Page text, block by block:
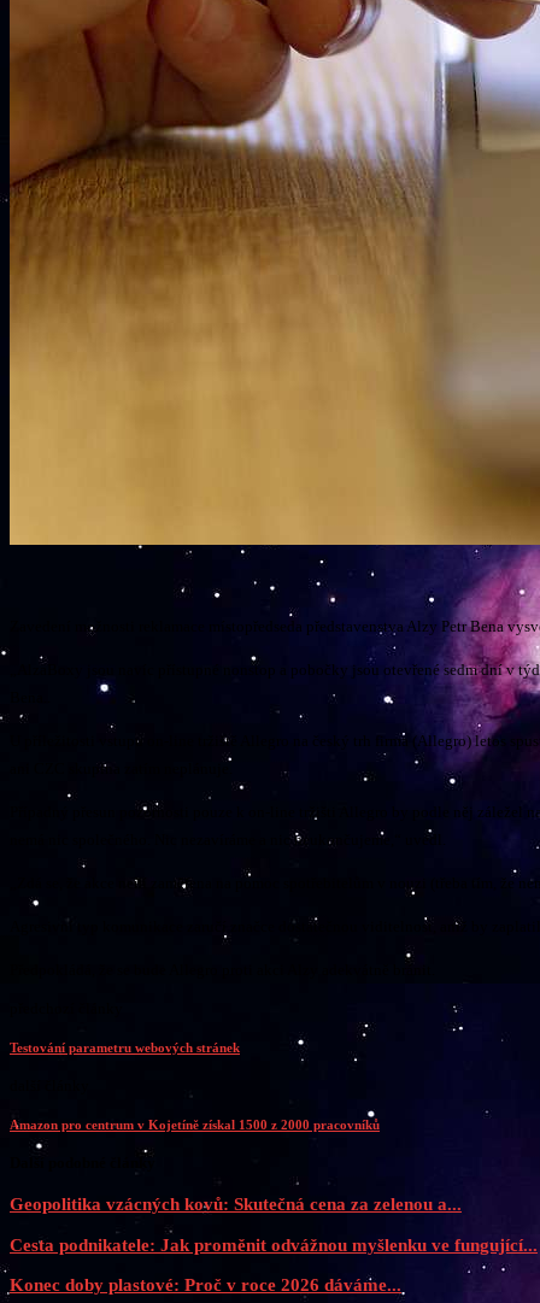
Bonus
Search
Zavedení možnosti reklamace místopředseda představenstva Alzy Petr Bena
„AlzaBoxy jsou navíc přístupné nonstop a pobočky jsou otevřené sedm dní v
U příležitosti vstupu on-line tržiště Allegro na český trh firma (Allegro) letos
ani CZC skupina zatím neplánuje.
Případný přesun pozornosti pouze k on-line tržišti Allegro by podle něj
nemá nic společného. Nic nezavíráme a nic neukončujeme,“ uvedl.
„Zdá se, že akce není zaměřena na pomoc spotřebitelům v nouzi (třeba tím,
Agresivní typ komunikace zaručí značce dostatečnou viditelnost, aniž by
Testování parametru webových stránek
Amazon pro centrum v Kojetíně získal 1500 z 2000 pracovníků
Geopolitika vzácných kovů: Skutečná cena za zelenou a...
Cesta podnikatele: Jak proměnit odvážnou myšlenku ve fungující...
Konec doby plastové: Proč v roce 2026 dáváme...